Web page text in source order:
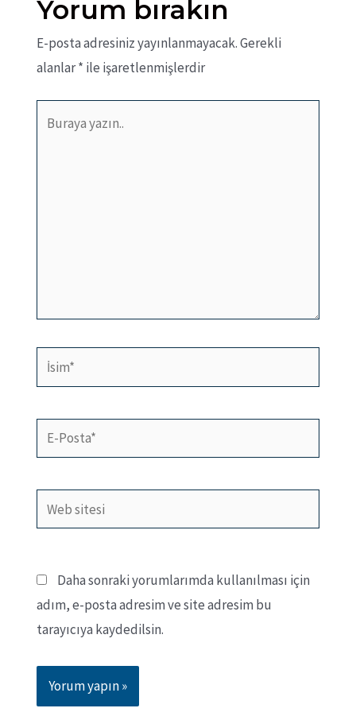
Yorum bırakın
E-posta adresiniz yayınlanmayacak.Gerekli
alanlar* ile işaretlenmişlerdir
İsim*
Posta*
Web
sitesi
Daha sonraki yorumlarımda kullanılması için
adım, e-posta adresim ve site adresim bu
tarayıcıya kaydedilsin.